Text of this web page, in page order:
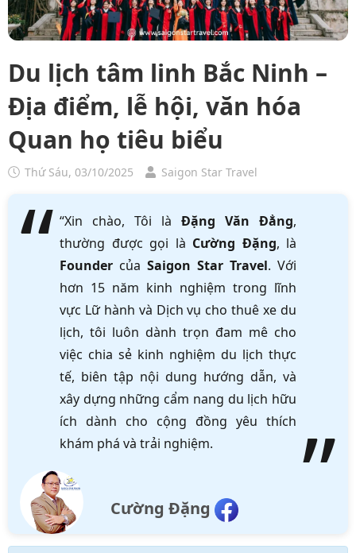
Du lịch tâm linh Bắc Ninh –
Địa điểm, lễ hội, văn hóa
Quan họ tiêu biểu
Thứ Sáu, 03/10/2025 Saigon Star Travel
“Xin chào, Tôi là Đặng Văn Đẳng,
thường được gọi là Cường Đặng, là
Founder của Saigon Star Travel. Với
hơn 15 năm kinh nghiệm trong lĩnh
vực Lữ hành và Dịch vụ cho thuê xe du
lịch, tôi luôn dành trọn đam mê cho
việc chia sẻ kinh nghiệm du lịch thực
tế, biên tập nội dung hướng dẫn, và
xây dựng những cẩm nang du lịch hữu
ích dành cho cộng đồng yêu thích
khám phá và trải nghiệm.
Cường Đặng